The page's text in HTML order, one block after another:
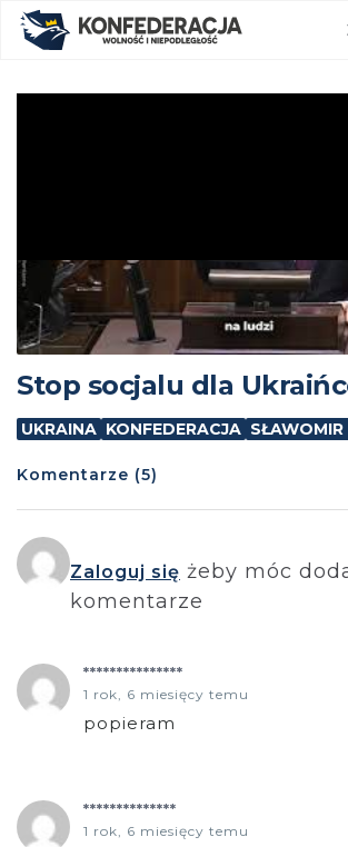
Stop socjalu dla
UKRAINA KONFEDERACJA
Komentarze (5)
Zaloguj się żeby móc
komentarze
***************
1 rok, 6 miesięcy temu
popieram
**************
1 rok, 6 miesięcy temu